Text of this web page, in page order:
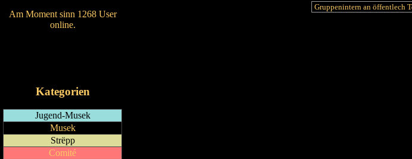
Am Moment sinn 1268 User
online.
Kategorien
Jugend-Musek
Musek
Strëpp
Comité